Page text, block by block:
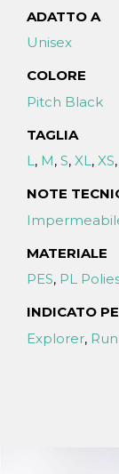
ADATTO A
Unisex
COLORE
Pitch Black
TAGLIA
L, M, S, XL, XS,
NOTE
MATERIALE
PES, PL
INDICATO
Explorer,